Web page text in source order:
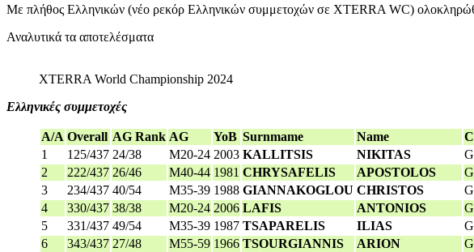
Με πλήθος Ελληνικών (νέο ρεκόρ Ελληνικών συμμετοχών σε XTERRA WC)
Αναλυτικά τα αποτελέσματα
XTERRA World Championship 2024
Ελληνικές συμμετοχές
A/A Overall AG Rank AG YoB Surnmame Name
1
125/437 24/38 M20-24 2003 KALLITSIS NIKITAS
2
222/437 26/46 M40-44 1981 CHRYSAFELIS APOSTOLOS
3
234/437 40/54 M35-39 1988 GIANNAKOGLOU CHRISTOS
4
330/437 38/38 M20-24 2006 LAFIS ANTONIOS
5
331/437 49/54 M35-39 1987 TSAPARELIS ILIAS
6
343/437 27/48 M55-59 1966 TSOURGIANNIS ARION